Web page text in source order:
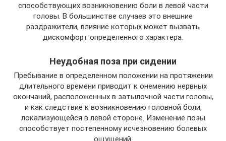
способствующих возникновению боли в левой части
головы. В большинстве случаев это внешние
раздражители, влияние которых может вызвать
дискомфорт определенного характера.
Неудобная поза при сидении
Пребывание в определенном положении на протяжении
длительного времени приводит к онемению нервных
окончаний, расположенных в затылочной части головы,
и как следствие к возникновению головной боли,
локализующейся в левой стороне. Изменение позы
способствует постепенному исчезновению болевых
ощущений.